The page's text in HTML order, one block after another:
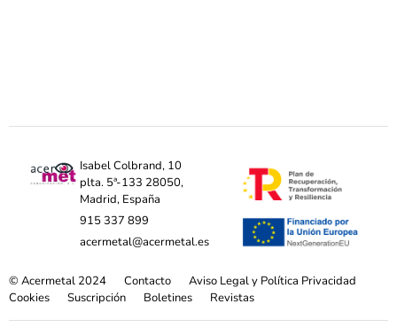
Isabel Colbrand, 10
plta. 5ª-133 28050,
Madrid, España
915 337 899
acermetal@acermetal.es
© Acermetal 2024 Contacto
Aviso Legal y Política Privacidad
Cookies
Suscripción Boletines Revistas